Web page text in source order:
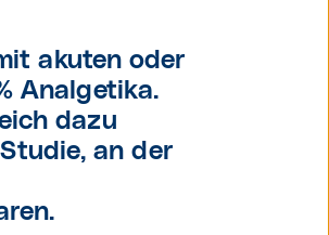
akuten oder
Analgetika.
dazu
an der